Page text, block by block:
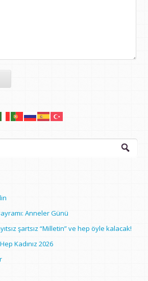
Anneler Günü
şartsız “Milletin” ve hep öyle kalacak!
Kadınız 2026